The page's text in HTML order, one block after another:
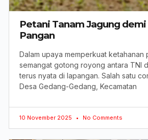
Petani Tanam Jagung
Pangan
Dalam upaya memperkuat ketahanan
semangat gotong royong antara TNI
terus nyata di lapangan. Salah satu
Desa Gedang-Gedang, Kecamatan
10 November 2025 No Comments